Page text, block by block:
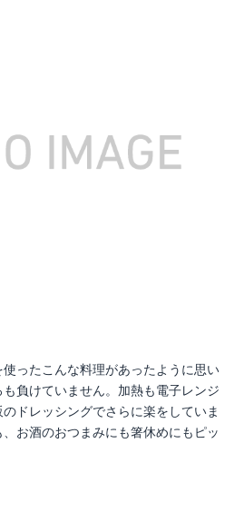
ったこんな料理があったように思い
負けていません。加熱も電子レンジ
ドレッシングでさらに楽をしていま
お酒のおつまみにも箸休めにもピッ